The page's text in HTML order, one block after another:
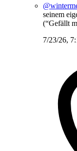
seinem
(“Gefällt
7/23/26,